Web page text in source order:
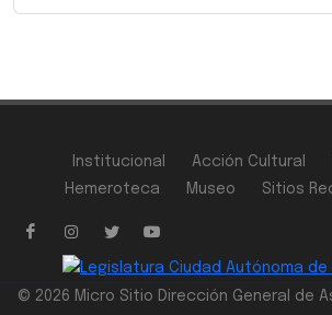
Institucional Acción Cultural
Hemeroteca
Museo Sitios
© 2026 Micro Sitio Dirección General de